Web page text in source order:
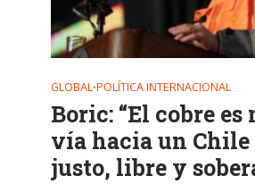
GLOBAL•POLÍTICA INTERNACIONAL
Boric: “El cobre es
vía hacia un Chile
justo, libre y